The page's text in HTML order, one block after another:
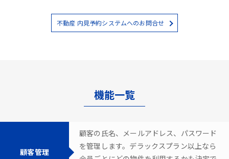
不動産 内見予約システムへのお問合せ
機能一覧
顧客管理
顧客の氏名、メールアドレス、パスワード
を管理します。デラックスプラン以上なら